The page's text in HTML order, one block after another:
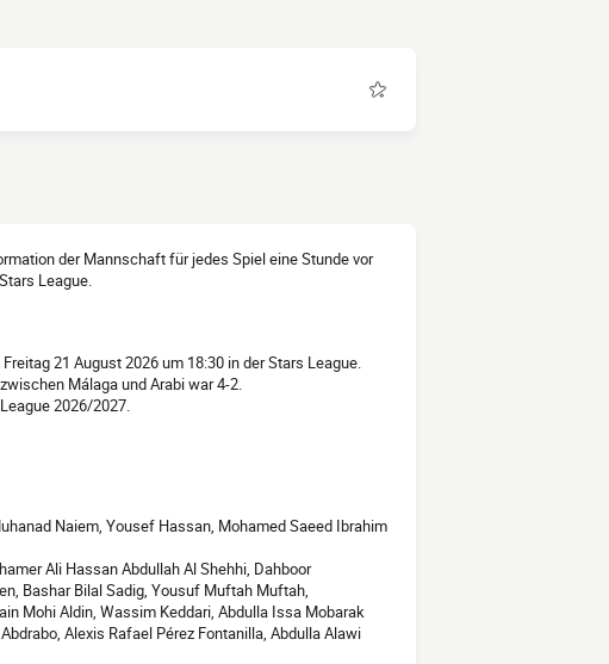
der Mannschaft für jedes Spiel eine Stunde vor
League.
21 August 2026 um 18:30 in der Stars League.
Málaga und Arabi war 4-2.
2026/2027.
Naiem, Yousef Hassan, Mohamed Saeed Ibrahim
Ali Hassan Abdullah Al Shehhi, Dahboor
Bashar Bilal Sadig, Yousuf Muftah Muftah,
Mohi Aldin, Wassim Keddari, Abdulla Issa Mobarak
Alexis Rafael Pérez Fontanilla, Abdulla Alawi